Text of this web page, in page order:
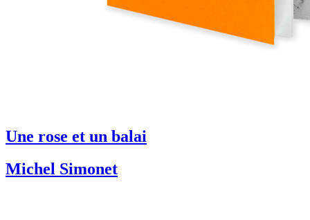
Une rose et un balai
Michel Simonet